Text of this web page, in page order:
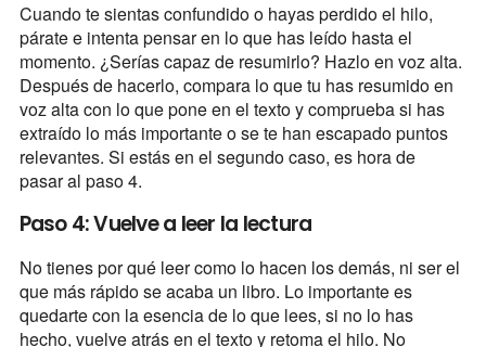
Cuando te sientas confundido o hayas perdido el hilo,
párate e intenta pensar en lo que has leído hasta el
momento. ¿Serías capaz de resumirlo? Hazlo en voz alta.
Después de hacerlo, compara lo que tu has resumido en
voz alta con lo que pone en el texto y comprueba si has
extraído lo más importante o se te han escapado puntos
relevantes. Si estás en el segundo caso, es hora de
pasar al paso 4.
Paso 4: Vuelve a leer la lectura
No tienes por qué leer como lo hacen los demás, ni ser el
que más rápido se acaba un libro. Lo importante es
quedarte con la esencia de lo que lees, si no lo has
hecho, vuelve atrás en el texto y retoma el hilo. No